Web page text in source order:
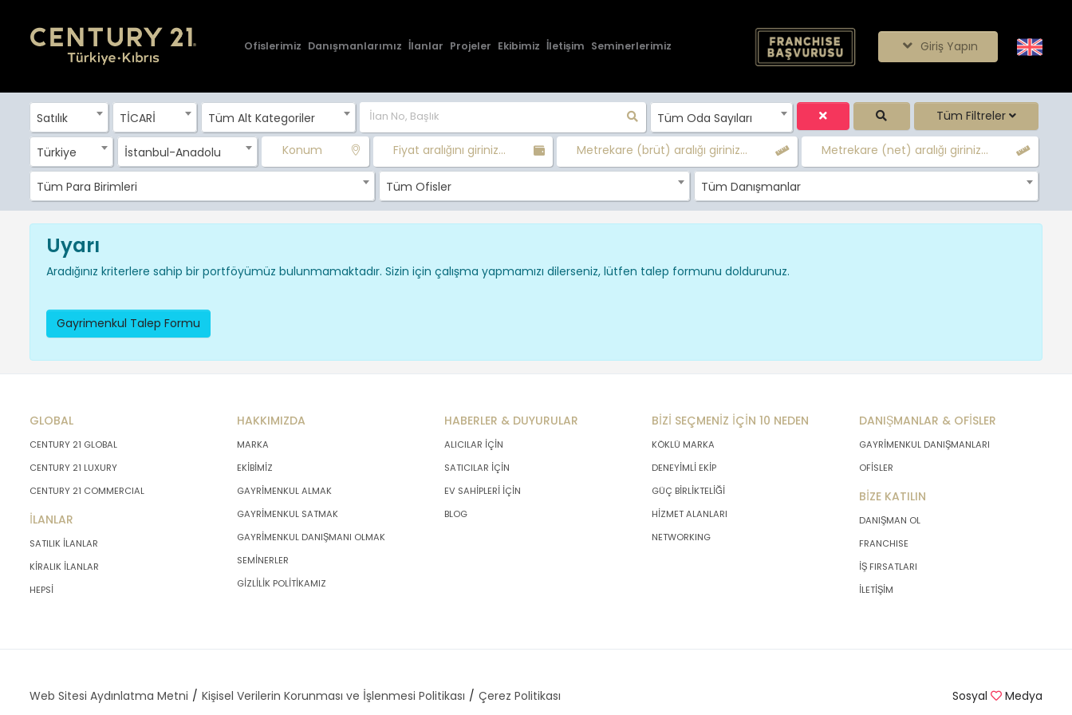
Ofislerimiz Danışmanlarımız İlanlar Projeler Ekibimiz İletişim Seminerlerimiz Giriş Yapın
Satılık TİCARİ Tüm Alt Kategoriler Tüm Oda Sayıları Tüm Filtreler
Türkiye İstanbul-Anadolu Konum Fiyat aralığını giriniz... Metrekare (brüt) aralığı giriniz... Metrekare (net) aralığı giriniz...
Tüm Para Birimleri Tüm Ofisler Tüm Danışmanlar
Uyarı
Aradığınız kriterlere sahip bir portföyümüz bulunmamaktadır. Sizin için çalışma yapmamızı dilerseniz, lütfen talep formunu doldurunuz.
Gayrimenkul Talep Formu
GLOBAL
CENTURY 21 GLOBAL
CENTURY 21 LUXURY
CENTURY 21 COMMERCIAL
İLANLAR
SATILIK İLANLAR
KİRALIK İLANLAR
HEPSİ
HAKKIMIZDA
MARKA
EKİBİMİZ
GAYRİMENKUL ALMAK
GAYRİMENKUL SATMAK
GAYRİMENKUL DANIŞMANI OLMAK
SEMİNERLER
GİZLİLİK POLİTİKAMIZ
HABERLER & DUYURULAR
ALICILAR İÇİN
SATICILAR İÇİN
EV SAHİPLERİ İÇİN
BLOG
BİZİ SEÇMENİZ İÇİN 10 NEDEN
KÖKLÜ MARKA
DENEYİMLİ EKİP
GÜÇ BİRLİKTELİĞİ
HİZMET ALANLARI
NETWORKING
DANIŞMANLAR & OFİSLER
GAYRİMENKUL DANIŞMANLARI
OFİSLER
BİZE KATILIN
DANIŞMAN OL
FRANCHISE
İŞ FIRSATLARI
İLETİŞİM
Web Sitesi Aydınlatma Metni Kişisel Verilerin Korunması ve İşlenmesi Politikası Çerez Politikası Sosyal Medya